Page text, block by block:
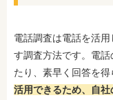
電話調査は電話を活
す調査方法です。電
たり、素早く回答を得
活用できるため、自